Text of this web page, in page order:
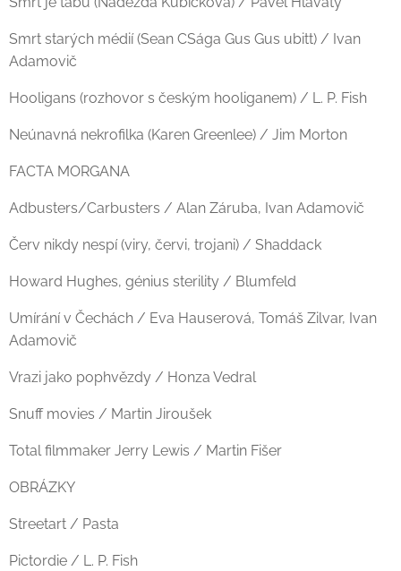
Smrt starých médií (Sean CSága Gus Gus ubitt) / Ivan
Adamovič
Hooligans (rozhovor s českým hooliganem) / L. P. Fish
Neúnavná nekrofilka (Karen Greenlee) / Jim Morton
FACTA MORGANA
Adbusters/Carbusters / Alan Záruba, Ivan Adamovič
Červ nikdy nespí (viry, červi, trojani) / Shaddack
Howard Hughes, génius sterility / Blumfeld
Umírání v Čechách / Eva Hauserová, Tomáš Zilvar, Ivan
Adamovič
Vrazi jako pophvězdy / Honza Vedral
Snuff movies / Martin Jiroušek
Total filmmaker Jerry Lewis / Martin Fišer
OBRÁZKY
Streetart / Pasta
Pictordie / L. P. Fish